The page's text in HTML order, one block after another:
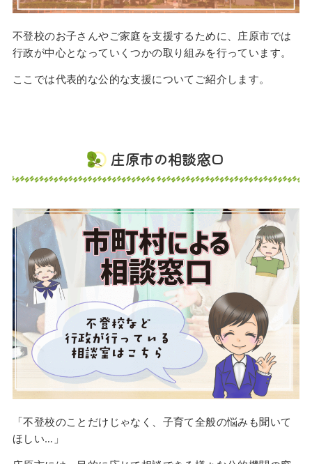
不登校のお子さんやご家庭を支援するために、庄原市では
行政が中心となっていくつかの取り組みを行っています。
ここでは代表的な公的な支援についてご紹介します。
庄原市の相談窓口
「不登校のことだけじゃなく、子育て全般の悩みも聞いて
ほしい…」